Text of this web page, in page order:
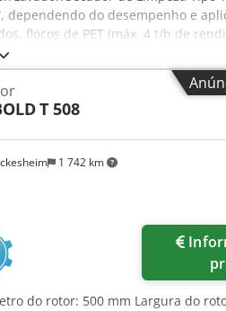
dependendo do desempenho e
flocos de PET (máx. 4 t/h de
mm de comprimento
1 742 km
T 508
do rotor: 500 mm Largura do